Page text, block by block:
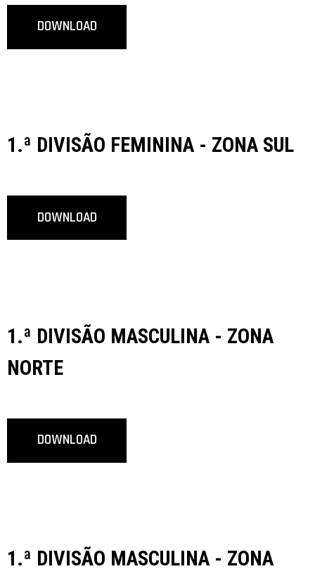
DOWNLOAD
1.ª DIVISÃO FEMININA - ZONA SUL
DOWNLOAD
1.ª DIVISÃO MASCULINA - ZONA
NORTE
DOWNLOAD
1.ª DIVISÃO MASCULINA - ZONA